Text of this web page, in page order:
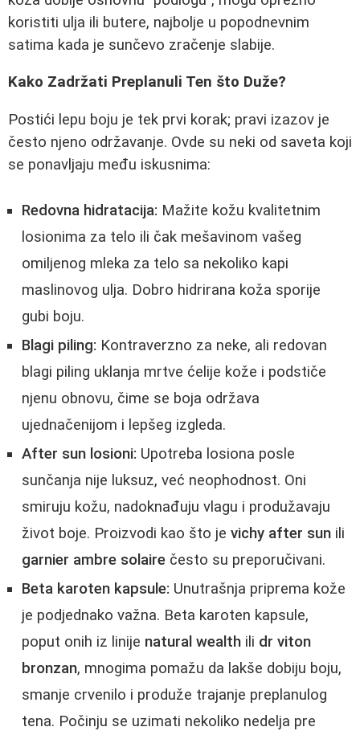
koristiti ulja ili butere, najbolje u popodnevnim
satima kada je sunčevo zračenje slabije.
Kako Zadržati Preplanuli Ten što Duže?
Postići lepu boju je tek prvi korak; pravi izazov je
često njeno održavanje. Ovde su neki od saveta koji
se ponavljaju među iskusnima:
Redovna hidratacija: Mažite kožu kvalitetnim
losionima za telo ili čak mešavinom vašeg
omiljenog mleka za telo sa nekoliko kapi
maslinovog ulja. Dobro hidrirana koža sporije
gubi boju.
Blagi piling: Kontraverzno za neke, ali redovan
blagi piling uklanja mrtve ćelije kože i podstiče
njenu obnovu, čime se boja održava
ujednačenijom i lepšeg izgleda.
After sun losioni: Upotreba losiona posle
sunčanja nije luksuz, već neophodnost. Oni
smiruju kožu, nadoknađuju vlagu i produžavaju
život boje. Proizvodi kao što je vichy after sun ili
garnier ambre solaire često su preporučivani.
Beta karoten kapsule: Unutrašnja priprema kože
je podjednako važna. Beta karoten kapsule,
poput onih iz linije natural wealth ili dr viton
bronzan, mnogima pomažu da lakše dobiju boju,
smanje crvenilo i produže trajanje preplanulog
tena. Počinju se uzimati nekoliko nedelja pre